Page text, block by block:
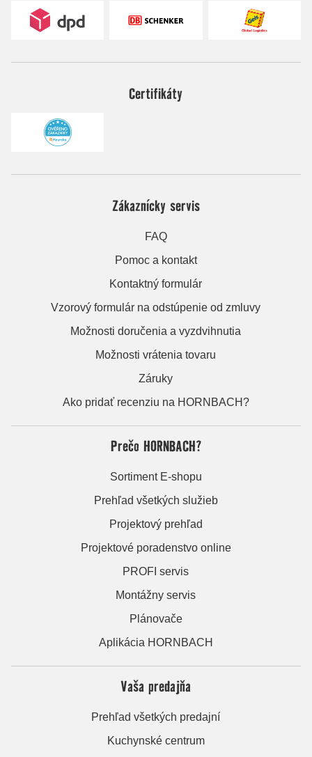
Certifikáty
Zákaznícky servis
FAQ
Pomoc a kontakt
Kontaktný formulár
Vzorový formulár na odstúpenie od zmluvy
Možnosti doručenia a vyzdvihnutia
Možnosti vrátenia tovaru
Záruky
Ako pridať recenziu na HORNBACH?
Prečo HORNBACH?
Sortiment E-shopu
Prehľad všetkých služieb
Projektový prehľad
Projektové poradenstvo online
PROFI servis
Montážny servis
Plánovače
Aplikácia HORNBACH
Vaša predajňa
Prehľad všetkých predajní
Kuchynské centrum